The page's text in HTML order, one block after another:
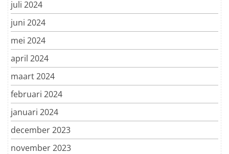
juli 2024
juni 2024
mei 2024
april 2024
maart 2024
februari 2024
januari 2024
december 2023
november 2023